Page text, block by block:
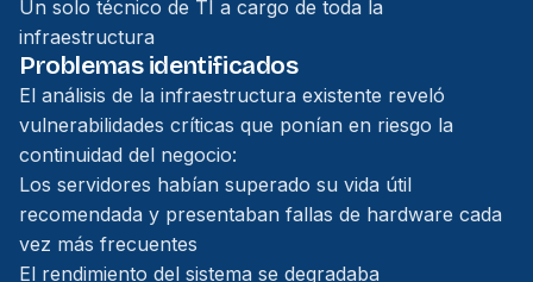
Un solo técnico de TI a cargo de toda la
infraestructura
Problemas identificados
El análisis de la infraestructura existente reveló
vulnerabilidades críticas que ponían en riesgo la
continuidad del negocio:
Los servidores habían superado su vida útil
recomendada y presentaban fallas de hardware cada
vez más frecuentes
El rendimiento del sistema se degradaba